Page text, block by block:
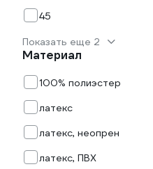
45
Показать еще 2
Материал
100% полиэстер
латекс
латекс, неопрен
латекс, ПВХ